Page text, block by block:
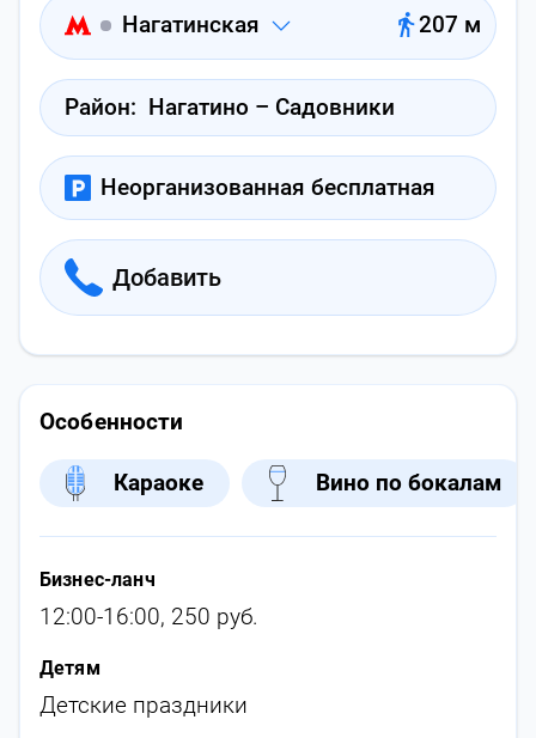
Нагатинская 207 м
Район: Нагатино – Садовники
Неорганизованная бесплатная
Добавить
Особенности
Караоке Вино по бокалам
Бизнес-ланч
12:00-16:00, 250 руб.
Детям
Детские праздники